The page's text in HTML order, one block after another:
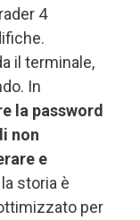
4
il terminale,
In
la password
non
e
storia è
per